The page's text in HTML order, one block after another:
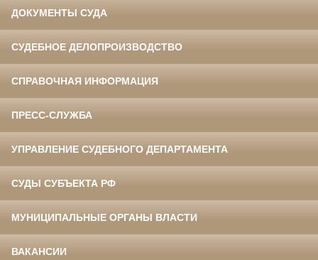
ДОКУМЕНТЫ СУДА
СУДЕБНОЕ ДЕЛОПРОИЗВОДСТВО
СПРАВОЧНАЯ ИНФОРМАЦИЯ
ПРЕСС-СЛУЖБА
УПРАВЛЕНИЕ СУДЕБНОГО ДЕПАРТАМЕНТА
СУДЫ СУБЪЕКТА РФ
МУНИЦИПАЛЬНЫЕ ОРГАНЫ ВЛАСТИ
ВАКАНСИИ